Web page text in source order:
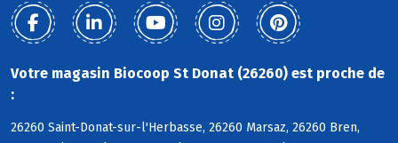
Votre magasin Biocoop St Donat (26260) est proche de
:
26260 Saint-Donat-sur-l'Herbasse, 26260 Marsaz, 26260 Bren,